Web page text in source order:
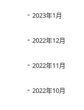
2023年1月
2022年12月
2022年11月
2022年10月